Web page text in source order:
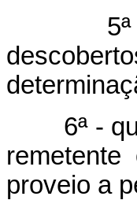
5ª -
6ª - que
proveio a